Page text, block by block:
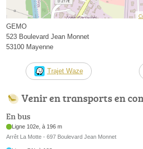
GEMO
523 Boulevard Jean Monnet
53100 Mayenne
Trajet Waze
Venir en transports en
En bus
Ligne 102e, à 196 m
Arrêt La Motte - 697 Boulevard Jean Monnet